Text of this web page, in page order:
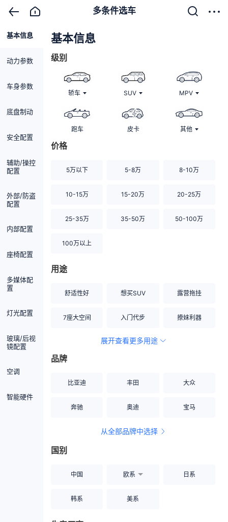
多条件选车
基本信息
动力参数
车身参数
底盘制动
安全配置
辅助/操控
配置
外部/防盗
配置
内部配置
座椅配置
多媒体配
置
灯光配置
玻璃/后视
镜配置
空调
智能硬件
基本信息
级别
轿车 SUV MPV
跑车 皮卡 其他
价格
5万以下 5-8万 8-10万
10-15万 15-20万 20-25万
25-35万 35-50万 50-100万
100万以上
用途
舒适性好 想买SUV 露营拖挂
7座大空间 入门代步 撩妹利器
空间宽敞
展开查看更多用途
品牌
比亚迪 丰田 大众
奔驰 奥迪 宝马
从全部品牌中选择
国别
中国 欧系 日系
韩系 美系